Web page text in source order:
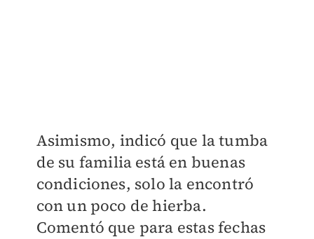
Asimismo, indicó que la tumba
de su familia está en buenas
condiciones, solo la encontró
con un poco de hierba.
Comentó que para estas fechas